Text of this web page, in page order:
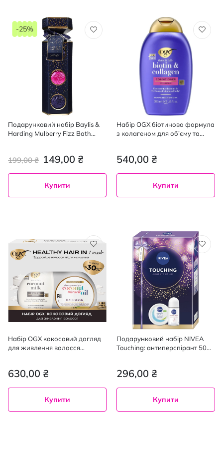
Подарунковий набір Baylis &
Harding Mulberry Fizz Bath
149,00 ₴
199,00 ₴
-25%
Купити
Набір OGX біотинова формула
з колагеном для об’єму та
540,00 ₴
Купити
Набір OGX кокосовий догляд
для живлення волосся
630,00 ₴
Купити
Подарунковий набір NIVEA
Touching: антиперспірант 50
296,00 ₴
Купити